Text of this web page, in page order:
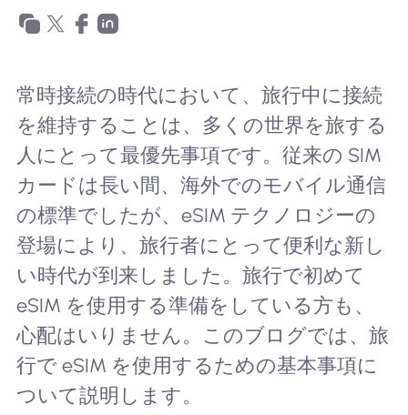
eSIMの使用
企業
常時接続の時代において、旅行中に接続
を維持することは、多くの世界を旅する
人にとって最優先事項です。従来の SIM
カードは長い間、海外でのモバイル通信
の標準でしたが、eSIM テクノロジーの
登場により、旅行者にとって便利な新し
い時代が到来しました。旅行で初めて
eSIM を使用する準備をしている方も、
心配はいりません。このブログでは、旅
行で eSIM を使用するための基本事項に
ついて説明します。